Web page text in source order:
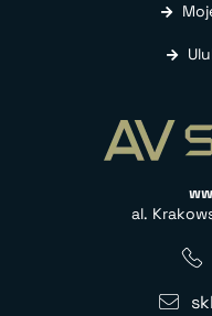
al.